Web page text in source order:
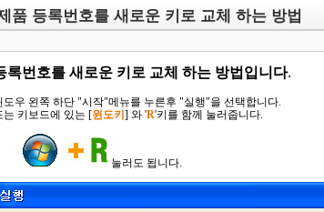
품 등록번호를 새로운 키로 교체 하는 방법
록번호를 새로운 키로 교체 하는 방법입니다.
도우 왼쪽 하단 "시작"메뉴를 누른후 "실행"을 선택합니다.
는 키보드에 있는 [윈도키 ] 와 'R'키를 함께 눌러줍니다.
눌러도 됩니다.